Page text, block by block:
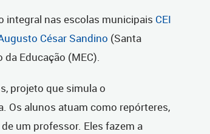
integral nas escolas municipais CEI
César Sandino (Santa
Educação (MEC).
projeto que simula o
Os alunos atuam como repórteres,
um professor. Eles fazem a